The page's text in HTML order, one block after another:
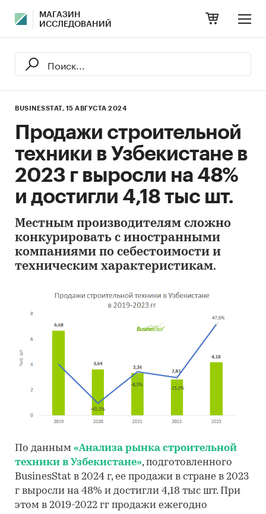
МАГАЗИН
ИССЛЕДОВАНИЙ
BUSINESSTAT, 15 АВГУСТА 2024
Продажи строительной
техники в Узбекистане в
2023 г выросли на 48%
и достигли 4,18 тыс шт.
Местным производителям сложно
конкурировать с иностранными
компаниями по себестоимости и
техническим характеристикам.
По данным «Анализа рынка строительной
техники в Узбекистане», подготовленного
BusinesStat в 2024 г, ее продажи в стране в 2023
г выросли на 48% и достигли 4,18 тыс шт. При
этом в 2019-2022 гг продажи ежегодно